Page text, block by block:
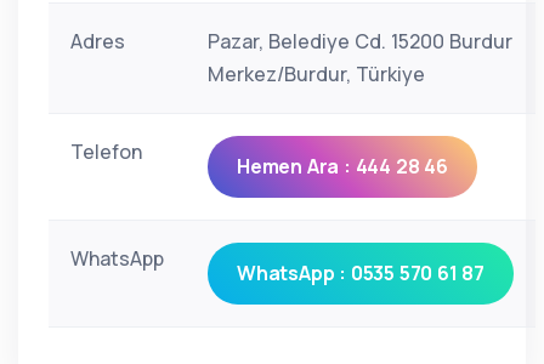
Adres
Pazar, Belediye Cd. 15200 Burdur
Merkez/Burdur, Türkiye
Telefon
Hemen Ara : 444 28 46
WhatsApp
WhatsApp : 0535 570 61 87